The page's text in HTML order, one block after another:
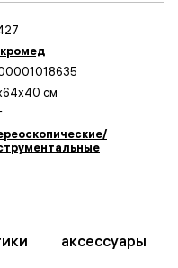
см
аксессуары